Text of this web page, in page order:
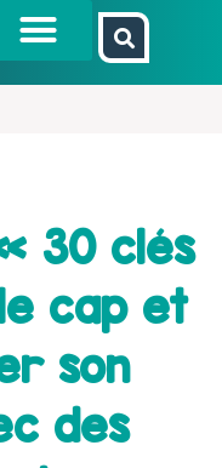
30 clés
cap et
son
des